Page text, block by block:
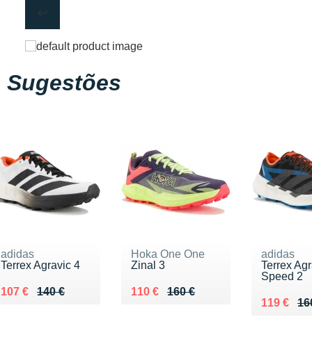
Sugestões
adidas
Terrex Agravic 4
140 €
Au lieu de 140 €
107 €
Vendu 107 €
Hoka One One
Zinal 3
160 €
Au lieu de 160 €
110 €
Vendu 110 €
adidas
Terrex
Speed 2
Au lieu
119 €
Vendu